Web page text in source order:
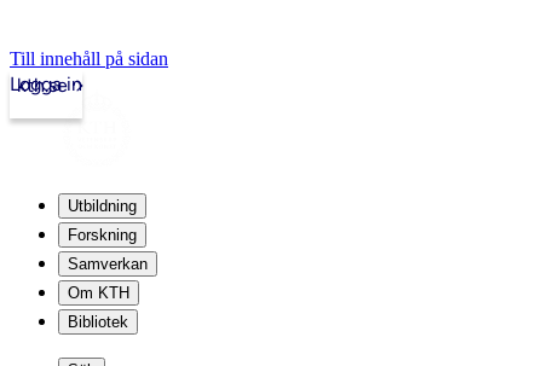
Till innehåll på sidan
kth.se
Logga in
Utbildning
Forskning
Samverkan
Om KTH
Bibliotek